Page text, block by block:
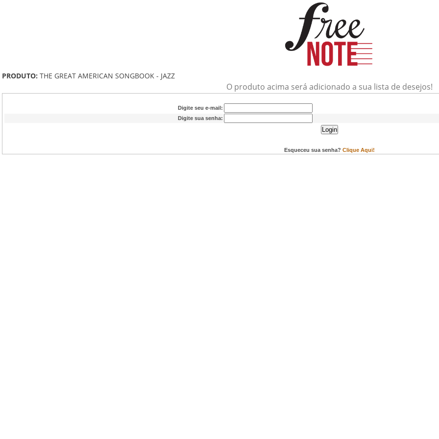
PRODUTO: THE GREAT AMERICAN SONGBOOK - JAZZ
O produto acima será adicionado a sua lista de desejos!
Digite seu e-mail:
Digite sua senha:
Login
Esqueceu sua senha? Clique Aqui!